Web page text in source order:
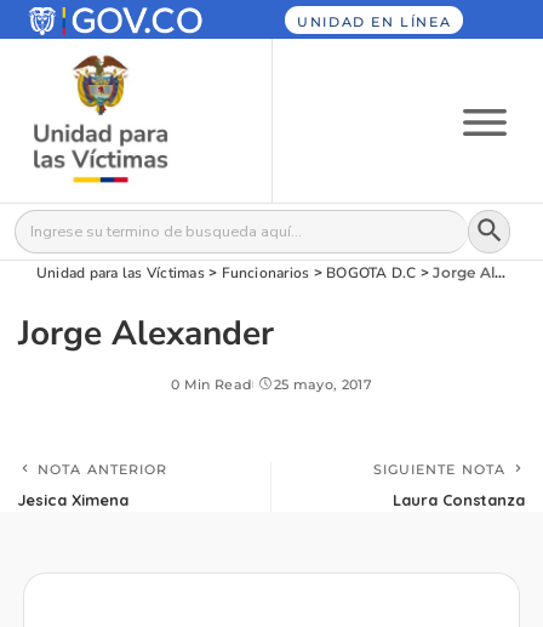
UNIDAD EN LÍNEA
Buscar: Botón
Unidad para las Víctimas> Funcionarios > BOGOTA D.C >Jorge Alexander
Jorge Alexander
0 Min Read 25 mayo, 2017
NOTA ANTERIOR
Jesica Ximena
SIGUIENTE NOTA
Laura Constanza